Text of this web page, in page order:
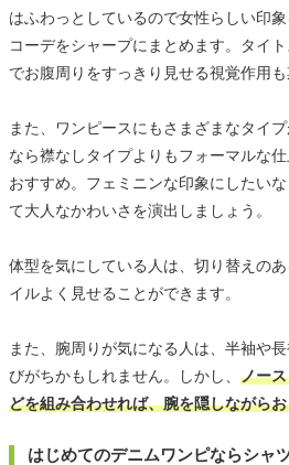
はふわっとしているので女性らしい印
コーデをシャープにまとめます。タイ
でお腹周りをすっきり見せる視覚作用も
また、ワンピースにもさまざまなタイ
なら襟なしタイプよりもフォーマルな
おすすめ。フェミニンな印象にしたい
て大人なかわいさを演出しましょう。
体型を気にしている人は、切り替えの
イルよく見せることができます。
また、腕周りが気になる人は、半袖や
びがちかもしれません。しかし、 ノー
どを組み合わせれば、腕を隠しながら
はじめてのデニムワンピならシャ